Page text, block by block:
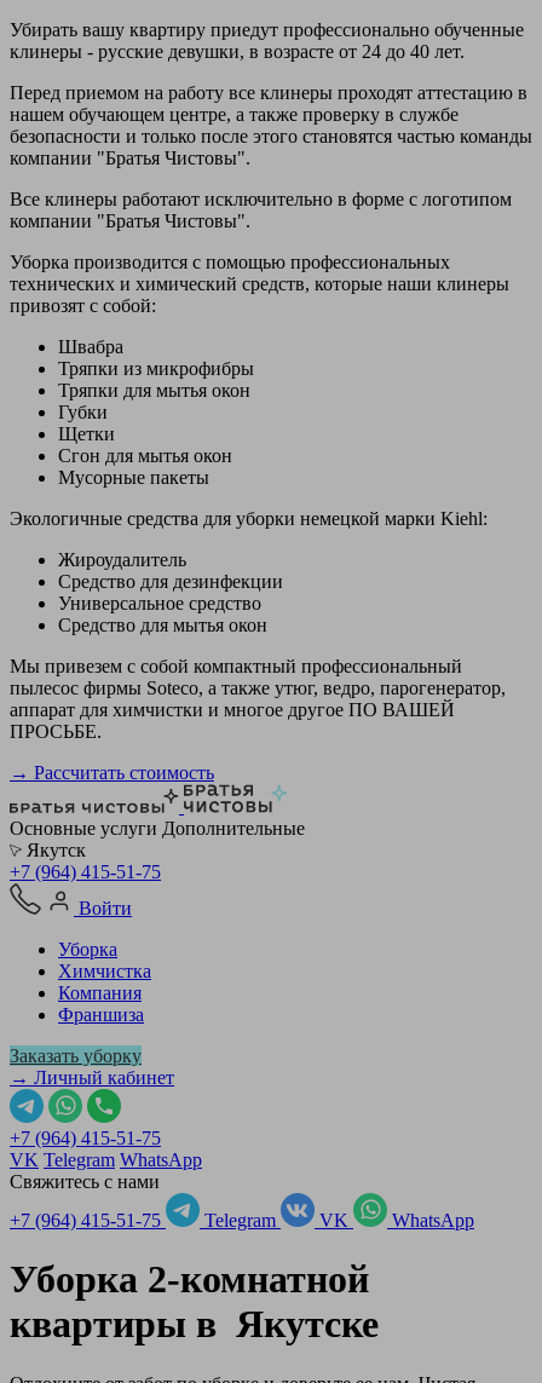
Убирать вашу квартиру приедут профессионально обученные
клинеры - русские девушки, в возрасте от 24 до 40 лет.
Перед приемом на работу все клинеры проходят аттестацию в
нашем обучающем центре, а также проверку в службе
безопасности и только после этого становятся частью команды
компании "Братья Чистовы".
Все клинеры работают исключительно в форме с логотипом
компании "Братья Чистовы".
Уборка производится с помощью профессиональных
технических и химический средств, которые наши клинеры
привозят с собой:
Швабра
Тряпки из микрофибры
Тряпки для мытья окон
Губки
Щетки
Сгон для мытья окон
Мусорные пакеты
Экологичные средства для уборки немецкой марки Kiehl:
Жироудалитель
Средство для дезинфекции
Универсальное средство
Средство для мытья окон
Мы привезем с собой компактный профессиональный
пылесос фирмы Soteco, а также утюг, ведро, парогенератор,
аппарат для химчистки и многое другое ПО ВАШЕЙ
ПРОСЬБЕ.
→ Рассчитать стоимость
Основные услуги Дополнительные
Якутск
+7 (964) 415-51-75
Войти
Уборка
Химчистка
Компания
Франшиза
Заказать уборку
→ Личный кабинет
+7 (964) 415-51-75
VK Telegram WhatsApp
Свяжитесь с нами
+7 (964) 415-51-75
Telegram VK WhatsApp
Уборка 2-комнатной
квартиры в Якутске